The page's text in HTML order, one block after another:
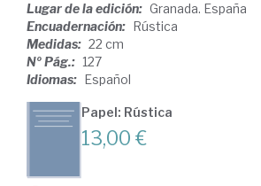
Lugar de la edición: Granada. España
Encuadernación: Rústica
Medidas: 22 cm
Nº Pág.: 127
Idiomas: Español
Papel: Rústica
13,00 €